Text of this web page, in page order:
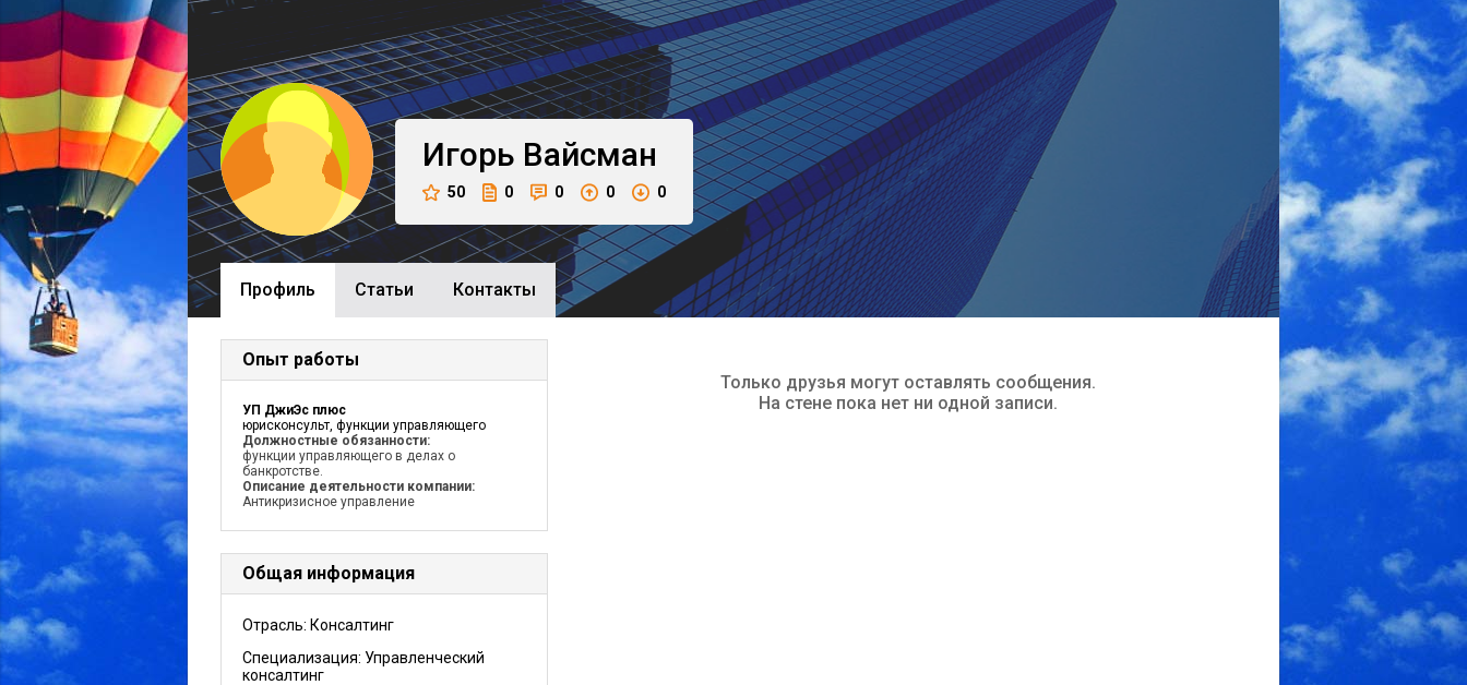
Игорь Вайсман
50 0 0 0 0
Профиль Cтатьи Контакты
Опыт работы
УП ДжиЭс плюс
юрисконсульт, функции управляющего
Должностные обязанности:
функции управляющего в делах о
банкротстве.
Описание деятельности компании:
Антикризисное управление
Общая информация
Отрасль: Консалтинг
Специализация: Управленческий
консалтинг
Только друзья могут оставлять сообщения.
На стене пока нет ни одной записи.